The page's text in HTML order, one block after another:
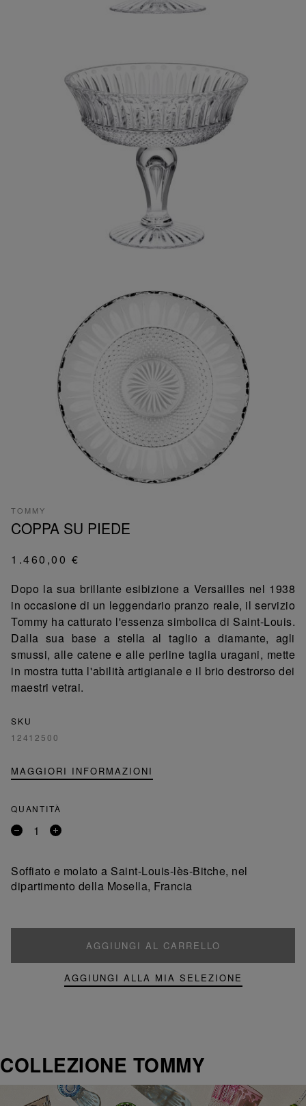
TOMMY
COPPA SU PIEDE
1.460,00 €
Dopo la sua brillante esibizione a Versailles nel 1938
in occasione di un leggendario pranzo reale, il servizio
Tommy ha catturato l'essenza simbolica di Saint-Louis.
Dalla sua base a stella al taglio a diamante, agli
smussi, alle catene e alle perline taglia uragani, mette
in mostra tutta l'abilità artigianale e il brio destrorso dei
maestri vetrai.
SKU
12412500
MAGGIORI INFORMAZIONI
QUANTITÀ
Rimuovi
Aggiungi
Soffiato e molato a Saint-Louis-lès-Bitche, nel
dipartimento della Mosella, Francia
AGGIUNGI AL CARRELLO
AGGIUNGI ALLA MIA SELEZIONE
COLLEZIONE TOMMY